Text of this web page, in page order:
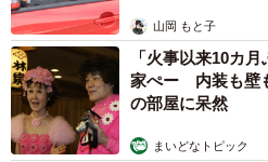
山岡 もと子
「火事以来10カ
家ぺー 内装も壁
の部屋に呆然
まいどなトピック